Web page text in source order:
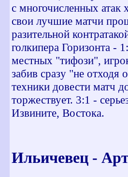
с многочисленных атак
свои лучшие матчи
разительной
голкипера Горизонта -
местных "тифози",
забив сразу "не
техники довести матч
торжествует. 3:1 -
Извините, Востока.
Ильичевец -